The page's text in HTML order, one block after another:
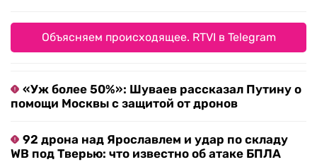
Объясняем происходящее. RTVI в Telegram
«Уж более 50%»: Шуваев рассказал Путину о
помощи Москвы с защитой от дронов
92 дрона над Ярославлем и удар по складу
WB под Тверью: что известно об атаке БПЛА